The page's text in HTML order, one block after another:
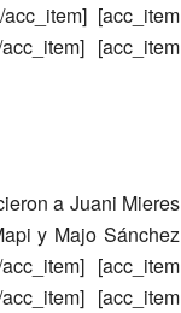
[acc_item
[acc_item
a Juani Mieres
y Majo Sánchez
[acc_item
[acc_item